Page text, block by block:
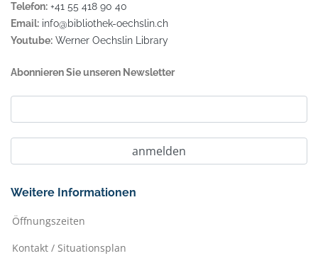
Telefon: +41 55 418 90 40
Email: info@bibliothek-oechslin.ch
Youtube: Werner Oechslin Library
Abonnieren Sie unseren Newsletter
Weitere Informationen
Öffnungszeiten
Kontakt / Situationsplan